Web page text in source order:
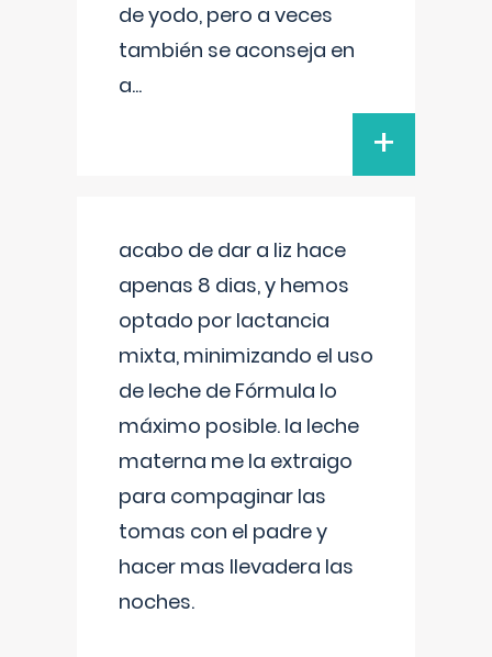
de yodo, pero a veces
también se aconseja en
a...
+
acabo de dar a liz hace
apenas 8 dias, y hemos
optado por lactancia
mixta, minimizando el uso
de leche de Fórmula lo
máximo posible. la leche
materna me la extraigo
para compaginar las
tomas con el padre y
hacer mas llevadera las
noches.